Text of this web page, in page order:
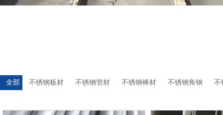
全部 不锈钢板材 不锈钢管材 不锈钢棒材 不锈钢角钢 不